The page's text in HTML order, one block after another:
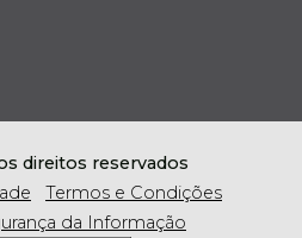
direitos reservados
Termos e Condições
da Informação